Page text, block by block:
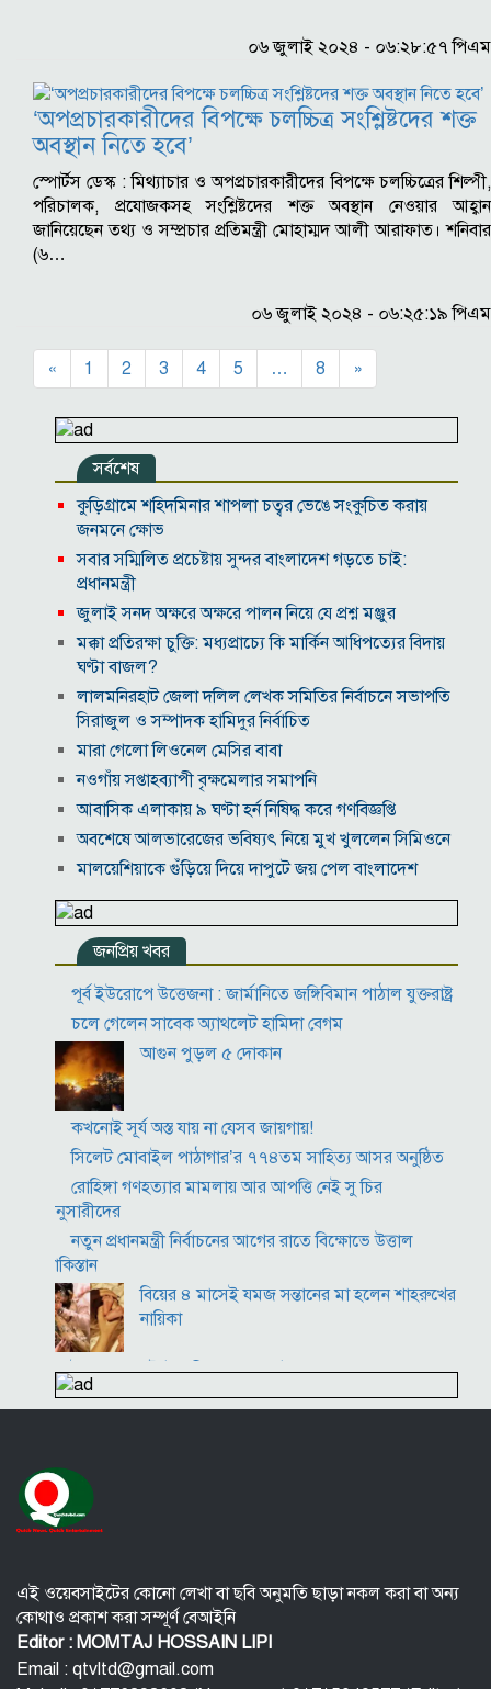
০৬ জুলাই ২০২৪ - ০৬:২৮:৫৭ পিএম
‘অপপ্রচারকারীদের বিপক্ষে চলচ্চিত্র সংশ্লিষ্টদের শক্ত
অবস্থান নিতে হবে’
স্পোর্টস ডেস্ক : মিথ্যাচার ও অপপ্রচারকারীদের বিপক্ষে চলচ্চিত্রের শিল্পী,
পরিচালক, প্রযোজকসহ সংশ্লিষ্টদের শক্ত অবস্থান নেওয়ার আহ্বান
জানিয়েছেন তথ্য ও সম্প্রচার প্রতিমন্ত্রী মোহাম্মদ আলী আরাফাত। শনিবার
(৬…
০৬ জুলাই ২০২৪ - ০৬:২৫:১৯ পিএম
« 1 2 3 4 5 … 8 »
সর্বশেষ
কুড়িগ্রামে শহিদমিনার শাপলা চত্বর ভেঙে সংকুচিত করায়
জনমনে ক্ষোভ
সবার সম্মিলিত প্রচেষ্টায় সুন্দর বাংলাদেশ গড়তে চাই:
প্রধানমন্ত্রী
জুলাই সনদ অক্ষরে অক্ষরে পালন নিয়ে যে প্রশ্ন মঞ্জুর
মক্কা প্রতিরক্ষা চুক্তি: মধ্যপ্রাচ্যে কি মার্কিন আধিপত্যের বিদায়
ঘণ্টা বাজল?
‎লালমনিরহাট জেলা দলিল লেখক সমিতির নির্বাচনে সভাপতি
সিরাজুল ও সম্পাদক হামিদুর নির্বাচিত
মারা গেলো লিওনেল মেসির বাবা
নওগাঁয় সপ্তাহব্যাপী বৃক্ষমেলার সমাপনি
আবাসিক এলাকায় ৯ ঘণ্টা হর্ন নিষিদ্ধ করে গণবিজ্ঞপ্তি
অবশেষে আলভারেজের ভবিষ্যৎ নিয়ে মুখ খুললেন সিমিওনে
মালয়েশিয়াকে গুঁড়িয়ে দিয়ে দাপুটে জয় পেল বাংলাদেশ
পরকীয়া ও অর্থ কেলেঙ্কারির অভিযোগে চাপে ফিফা প্রধান
ইনফান্তিনো
নোয়াখালীতে ৯৭৯০ ইয়াবাসহ দুই পাচারকারী গ্রেপ্তার
কাজের ঘণ্টা নয়, উৎপাদনশীলতাই হোক জাতীয় সমৃদ্ধির
মাপকাঠি
বিশ্বকাপে মেসিকে মেরে ফেলার ষড়যন্ত্র, বেরিয়ে এলো ভয়াবহ
সব তথ্য
সরকারের কাজে কোনো গাফিলতি হলে কঠোর ব্যবস্থা নিচ্ছেন
প্রধানমন্ত্রী: রিজভী
জনপ্রিয় খবর
পূর্ব ইউরোপে উত্তেজনা : জার্মানিতে জঙ্গিবিমান পাঠাল যুক্তরাষ্ট্র
চলে গেলেন সাবেক অ্যাথলেট হামিদা বেগম
আগুন পুড়ল ৫ দোকান
কখনোই সূর্য অস্ত যায় না যেসব জায়গায়!
সিলেট মোবাইল পাঠাগার’র ৭৭৪তম সাহিত্য আসর অনুষ্ঠিত
রোহিঙ্গা গণহত্যার মামলায় আর আপত্তি নেই সু চির
অনুসারীদের
নতুন প্রধানমন্ত্রী নির্বাচনের আগের রাতে বিক্ষোভে উত্তাল
পাকিস্তান
বিয়ের ৪ মাসেই যমজ সন্তানের মা হলেন শাহরুখের
নায়িকা
ইংল্যান্ডের টেস্ট অধিনায়ক বেন স্টোকস
পুরুষরা সকালে উঠে এই ৫ ভুল করবেন না! শরীর বিগড়ে যাবে
এই ওয়েবসাইটের কোনো লেখা বা ছবি অনুমতি ছাড়া নকল করা বা অন্য
কোথাও প্রকাশ করা সম্পূর্ণ বেআইনি
Editor : MOMTAJ HOSSAIN LIPI
Email : qtvltd@gmail.com